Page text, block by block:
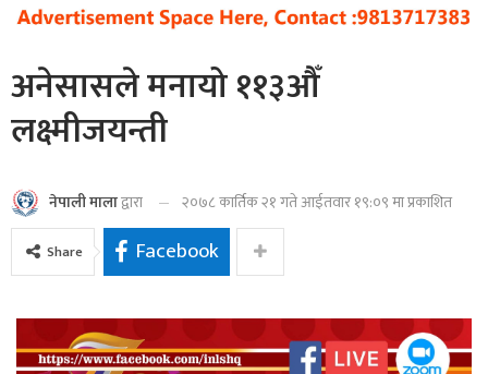
अनेसासले मनायो ११३औँ
लक्ष्मीजयन्ती
नेपाली मालाद्वारा २०७८ कार्तिक २१ गते आईतवार १९:०९ मा प्रकाशित
Share Facebook